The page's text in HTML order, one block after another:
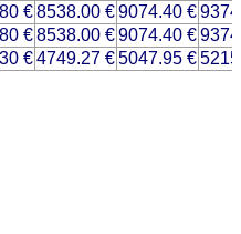
€8538.00 €9074.40 €
€8538.00 €9074.40 €
€4749.27 €5047.95 €